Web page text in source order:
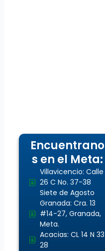
Encuentrano
s en el Meta:
Villavicencio: Calle
26 C No. 37-38
Siete de Agosto
Granada: Cra. 13
#14-27, Granada,
Meta.
Acacias: CL 14 N 33
28